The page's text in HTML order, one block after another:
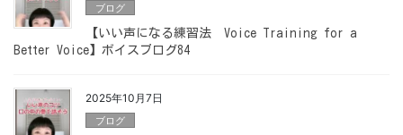
ブログ
【いい声になる練習法 Voice Training for a
Better Voice】ボイスブログ84
2025年10月7日
ブログ